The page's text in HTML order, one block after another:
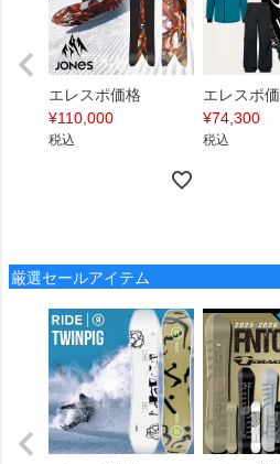
エレスポ価格
¥110,000
税込
エレスポ
¥74,300
税込
厳選セールアイテム